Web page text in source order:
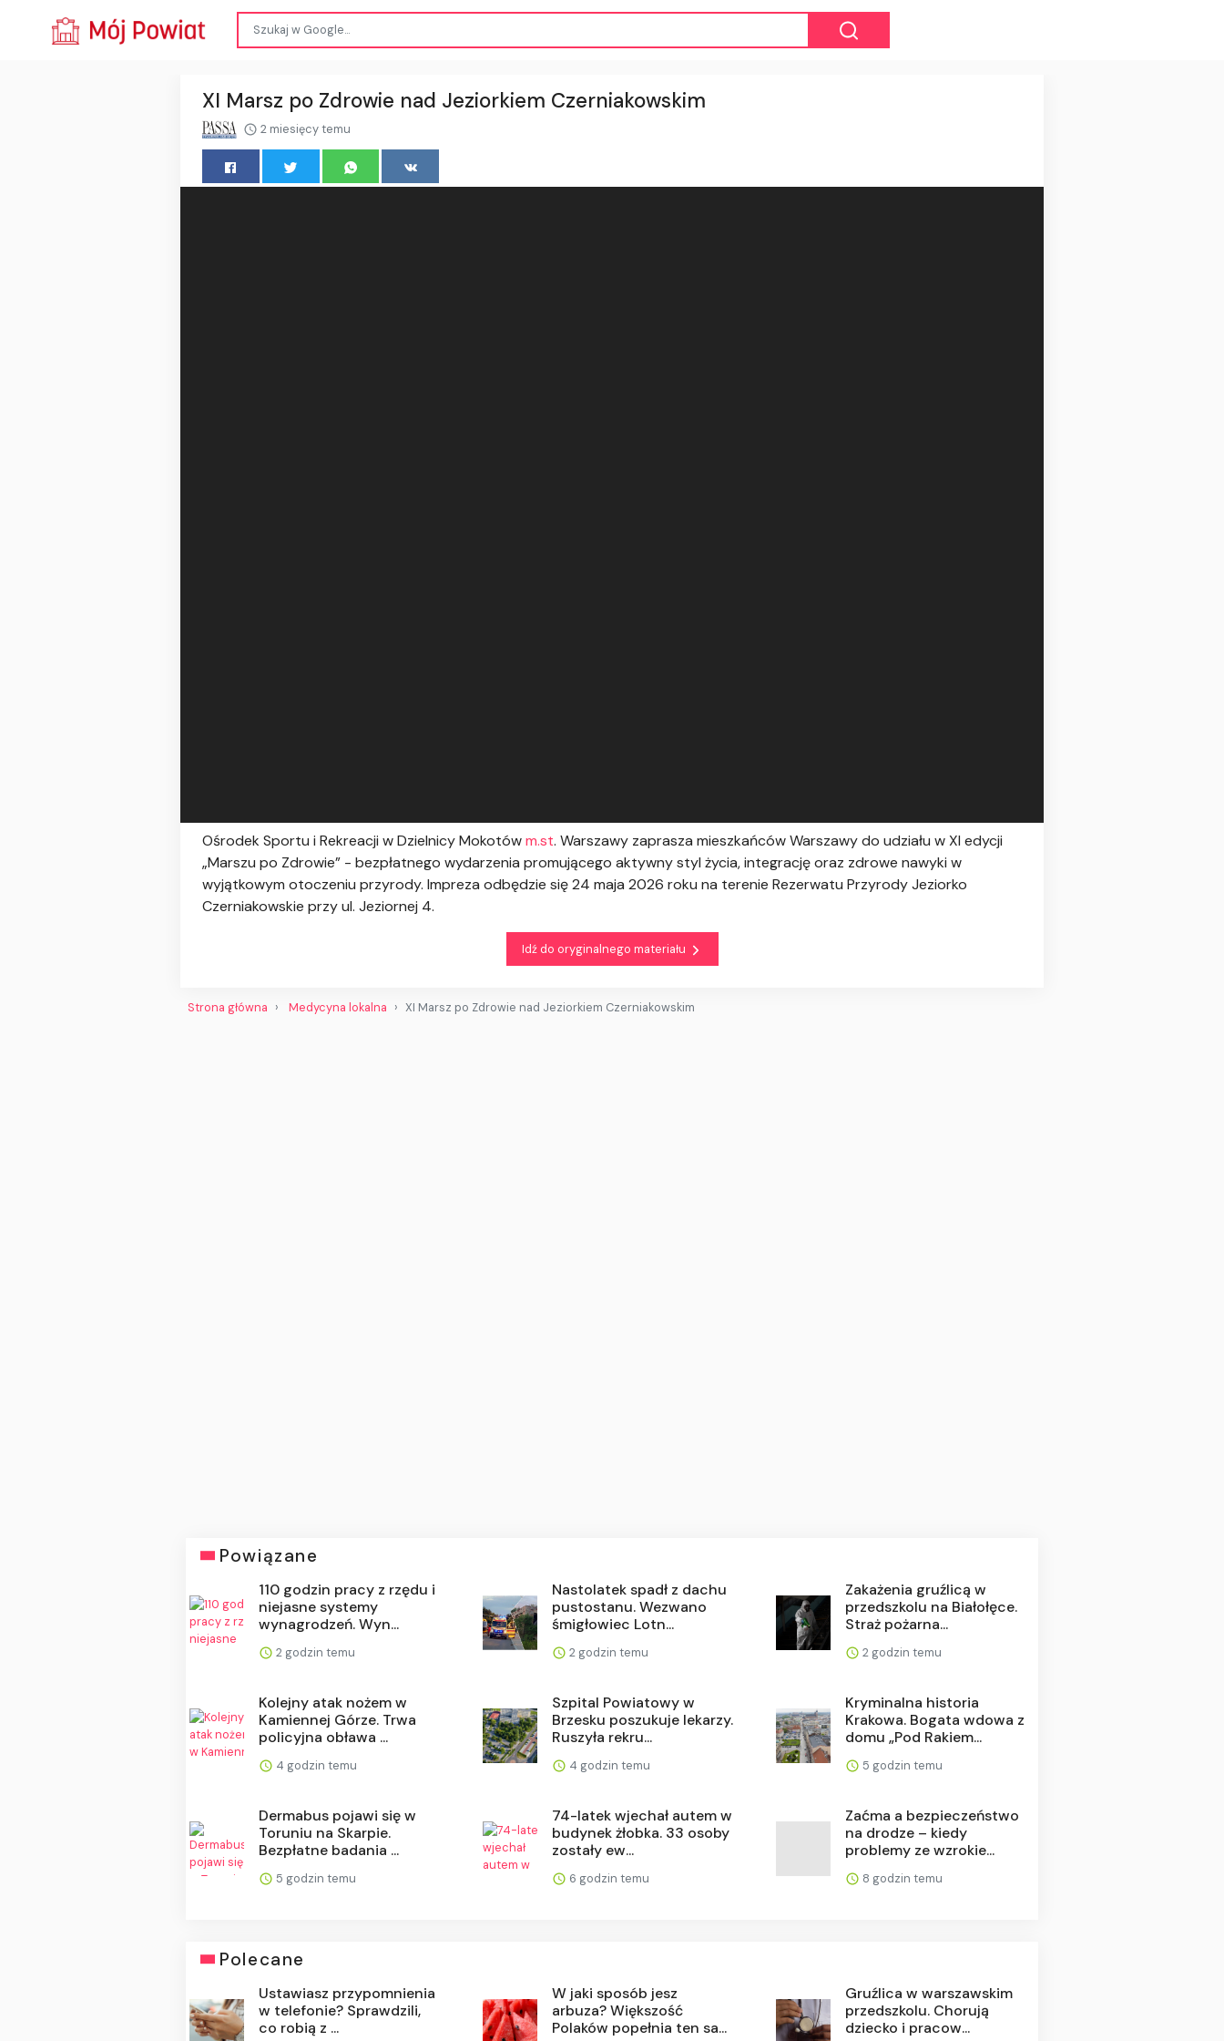
XI Marsz po Zdrowie nad Jeziorkiem Czerniakowskim
2 miesięcy temu
Ośrodek Sportu i Rekreacji w Dzielnicy Mokotówm.st. Warszawy zaprasza mieszkańców Warszawy do udziału w XI edycji
„Marszu po Zdrowie” - bezpłatnego wydarzenia promującego aktywny styl życia, integrację oraz zdrowe nawyki w
wyjątkowym otoczeniu przyrody. Impreza odbędzie się 24 maja 2026 roku na terenie Rezerwatu Przyrody Jeziorko
Czerniakowskie przy ul. Jeziornej 4.
Idź do oryginalnego materiału
Strona główna Medycyna lokalna XI Marsz po Zdrowie nad Jeziorkiem Czerniakowskim
Powiązane
110 godzin pracy z rzędu i
niejasne systemy
wynagrodzeń. Wyn...
2 godzin temu
Nastolatek spadł z dachu
pustostanu. Wezwano
śmigłowiec Lotn...
2 godzin temu
Zakażenia gruźlicą w
przedszkolu na Białołęce.
Straż pożarna...
2 godzin temu
Kolejny atak nożem w
Kamiennej Górze. Trwa
policyjna obława ...
4 godzin temu
Szpital Powiatowy w
Brzesku poszukuje lekarzy.
Ruszyła rekru...
4 godzin temu
Kryminalna historia
Krakowa. Bogata wdowa z
domu „Pod Rakiem...
5 godzin temu
Dermabus pojawi się w
Toruniu na Skarpie.
Bezpłatne badania ...
5 godzin temu
74-latek wjechał autem w
budynek żłobka. 33 osoby
zostały ew...
6 godzin temu
Zaćma a bezpieczeństwo
na drodze – kiedy
problemy ze wzrokie...
8 godzin temu
Polecane
Ustawiasz przypomnienia
w telefonie? Sprawdzili,
co robią z ...
W jaki sposób jesz
arbuza? Większość
Polaków popełnia ten sa...
Gruźlica w warszawskim
przedszkolu. Chorują
dziecko i pracow...